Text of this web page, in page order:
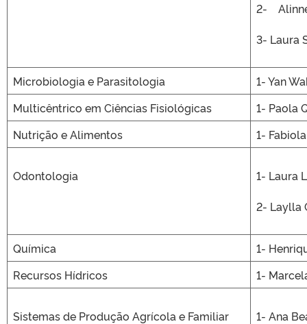
2-
3- Laura
Microbiologia e Parasitologia
1- Yan
Multicêntrico em Ciências Fisiológicas
1- Paola
Nutrição e Alimentos
1-
Odontologia 1- Laura
2- Laylla
Química
1-
Recursos Hídricos
1-
Sistemas de Produção Agrícola e Familiar 1- Ana